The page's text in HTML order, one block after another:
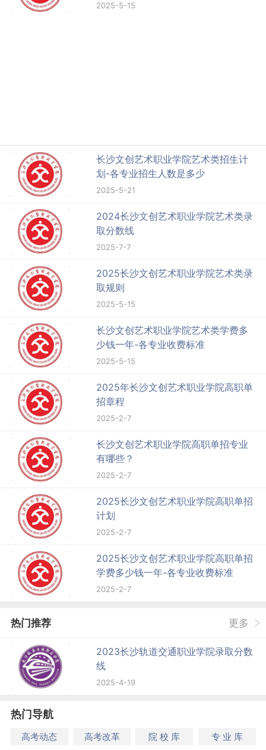
2025-5-15
长沙文创艺术职业学院艺术类招生计
划-各专业招生人数是多少
2025-5-21
2024长沙文创艺术职业学院艺术类录
取分数线
2025-7-7
2025长沙文创艺术职业学院艺术类录
取规则
2025-5-15
长沙文创艺术职业学院艺术类学费多
少钱一年-各专业收费标准
2025-5-15
2025年长沙文创艺术职业学院高职单
招章程
2025-2-7
长沙文创艺术职业学院高职单招专业
有哪些？
2025-2-7
2025长沙文创艺术职业学院高职单招
计划
2025-2-7
2025长沙文创艺术职业学院高职单招
学费多少钱一年-各专业收费标准
2025-2-7
热门推荐 更多
2023长沙轨道交通职业学院录取分数
线
2025-4-19
热门导航
高考动态 高考改革 院 校 库 专 业 库